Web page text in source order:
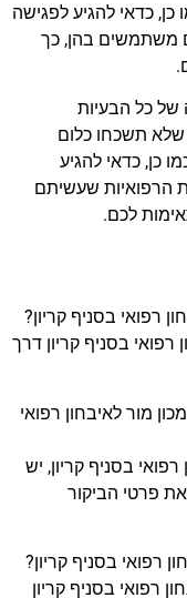
כדאי להגיע לפגישה
משתמשים בהן, כך
של כל הבעיות
שלא תשכחו כלום
כן, כדאי להגיע
הרפואיות שעשיתם
לכם.
רפואי בסניף קריון דרך
מור לאיבחון רפואי
בסניף קריון, יש
פרטי הביקור
רפואי בסניף קריון